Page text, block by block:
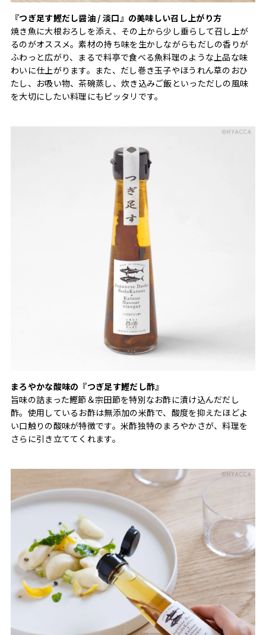
『つぎ足す鰹だし醤油 / 淡口』の美味しい召し上がり方
焼き魚に大根おろしを添え、その上から少し垂らして召し上が
るのがオススメ。素材の持ち味を生かしながらもだしの香りが
ふわっと広がり、まるで料亭で食べる魚料理のような上品な味
わいに仕上がります。また、だし巻き玉子やほうれん草のおひ
たし、お吸い物、茶碗蒸し、炊き込みご飯といっただしの風味
を大切にしたい料理にもピッタリです。
まろやかな酸味の『つぎ足す鰹だし酢』
旨味の詰まった鰹節＆宗田節を特別なお酢に漬け込んだだし
酢。使用しているお酢は無添加の米酢で、酸度を抑えたほどよ
い口触りの酸味が特徴です。米酢独特のまろやかさが、料理を
さらに引き立ててくれます。